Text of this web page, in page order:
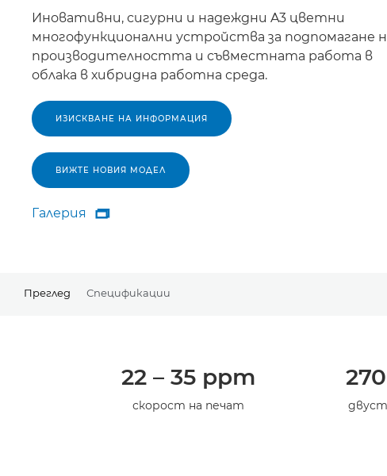
Иновативни, сигурни и надеждни A3 цветни
многофункционални устройства за подпомагане
производителността и съвместната работа в
облака в хибридна работна среда.
ИЗИСКВАНЕ НА ИНФОРМАЦИЯ
ВИЖТЕ НОВИЯ МОДЕЛ
Галерия
Галерия

Преглед Спецификации
22 – 35 ppm
скорост на печат